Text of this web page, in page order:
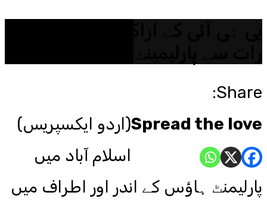
Share:
Spread the love(اردو ایکسپریس)
اسلام آباد میں
پارلیمنٹ ہاؤس کے اندر اور اطراف میں